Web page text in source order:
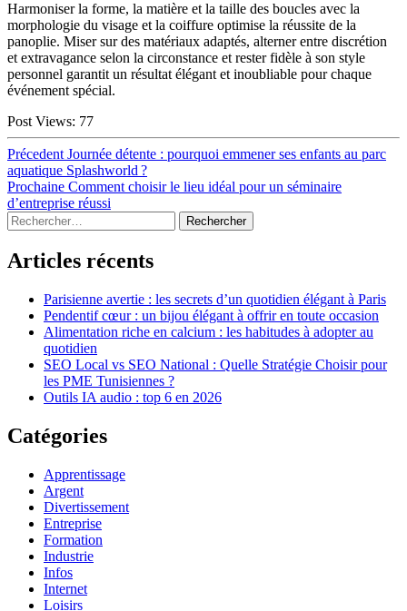
Harmoniser la forme, la matière et la taille des boucles avec la
morphologie du visage et la coiffure optimise la réussite de la
panoplie. Miser sur des matériaux adaptés, alterner entre discrétion
et extravagance selon la circonstance et rester fidèle à son style
personnel garantit un résultat élégant et inoubliable pour chaque
événement spécial.
Post Views: 77
Navigation
de
l’article
Précedent Article
précédent :
Journée détente : pourquoi emmener ses enfants au parc
aquatique Splashworld ?
Prochaine Article
suivant :
Comment choisir le lieu idéal pour un séminaire
d’entreprise réussi
Sidebar
Rechercher :
Articles récents
Parisienne avertie : les secrets d’un quotidien élégant à Paris
Pendentif cœur : un bijou élégant à offrir en toute occasion
Alimentation riche en calcium : les habitudes à adopter au
quotidien
SEO Local vs SEO National : Quelle Stratégie Choisir pour
les PME Tunisiennes ?
Outils IA audio : top 6 en 2026
Catégories
Apprentissage
Argent
Divertissement
Entreprise
Formation
Industrie
Infos
Internet
Loisirs